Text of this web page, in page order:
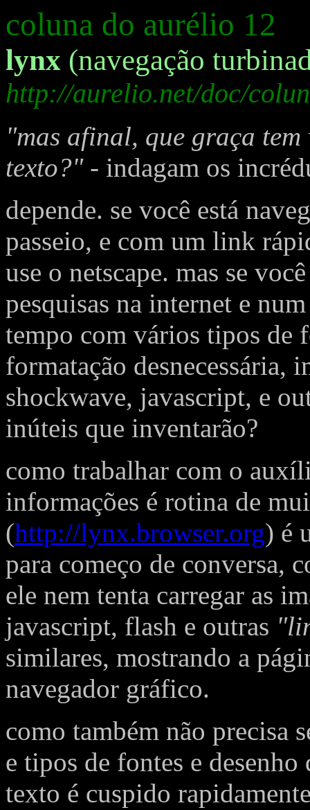
coluna do aurélio 12
lynx (navegação
http://aurelio.net/doc/
"mas afinal, que graça
texto?"- indagam os
depende. se você está
passeio, e com um link
use o netscape. mas se
pesquisas na internet e
tempo com vários tipos de
formatação desnecessária,
shockwave, javascript, e
inúteis que inventarão?
como trabalhar com o
informações é rotina de
(http://lynx.browser.org) é
para começo de conversa,
ele nem tenta carregar as
javascript, flash e outras
similares, mostrando a
navegador gráfico.
como também não precisa
e tipos de fontes e
texto é cuspido